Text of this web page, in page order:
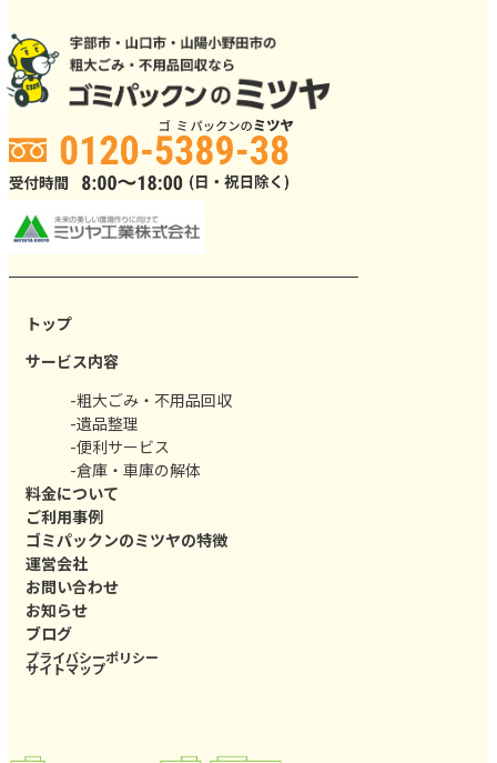
トップ
サービス内容
-粗大ごみ・不用品回収
-遺品整理
-便利サービス
-倉庫・車庫の解体
料金について
ご利用事例
ゴミパックンのミツヤの特徴
運営会社
お問い合わせ
お知らせ
ブログ
プライバシーポリシー
サイトマップ